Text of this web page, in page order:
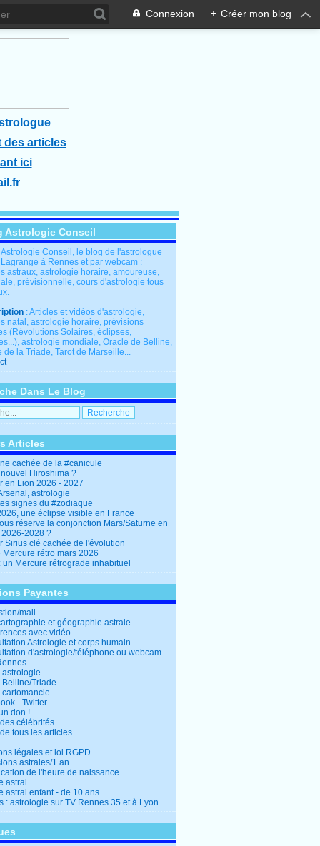
Connexion + Créer mon blog
des articles
ici
Astrologie Conseil
Astrologie Conseil, le blog de l'astrologue
Lagrange à Rennes et par webcam :
astraux, astrologie horaire, amoureuse,
prévisionnelle, cours d'astrologie tous
: Articles et vidéos d'astrologie,
natal, astrologie horaire, prévisions
(Révolutions Solaires, éclipses,
astrologie mondiale, Oracle de Belline,
de la Triade, Tarot de Marseille...
Dans Le Blog
Articles
cachée de la #canicule
Hiroshima ?
en Lion 2026 - 2027
astrologie
signes du #zodiaque
une éclipse visible en France
réserve la conjonction Mars/Saturne en
2026-2028 ?
Sirius clé cachée de l'évolution
Mercure rétro mars 2026
un Mercure rétrograde inhabituel
Payantes
mail
et géographie astrale
avec vidéo
Astrologie et corps humain
d'astrologie/téléphone ou webcam
astrologie
Belline/Triade
cartomancie
- Twitter
don !
célébrités
tous les articles
légales et loi RGPD
astrales/1 an
de l'heure de naissance
astral
astral enfant - de 10 ans
: astrologie sur TV Rennes 35 et à Lyon